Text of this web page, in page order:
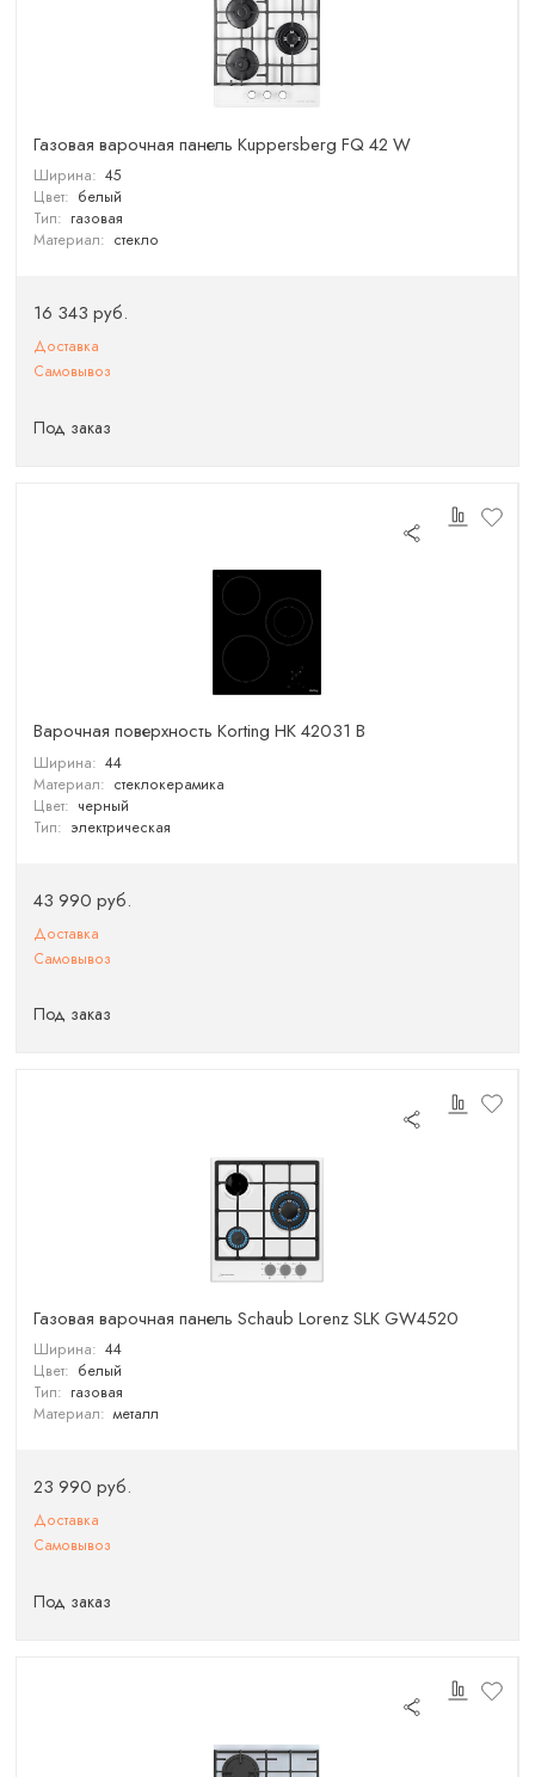
Газовая варочная панель Kuppersberg FQ 42 W
Ширина: 45
Цвет: белый
Тип: газовая
Материал: стекло
16 343 руб.
Доставка
Самовывоз
Под заказ
Варочная поверхность Korting HK 42031 B
Ширина: 44
Материал: стеклокерамика
Цвет: черный
Тип: электрическая
43 990 руб.
Доставка
Самовывоз
Под заказ
Газовая варочная панель Schaub Lorenz SLK GW4520
Ширина: 44
Цвет: белый
Тип: газовая
Материал: металл
23 990 руб.
Доставка
Самовывоз
Под заказ